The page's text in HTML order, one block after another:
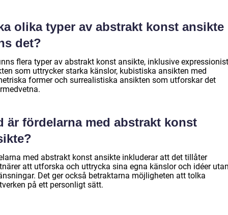
olika typer av abstrakt konst ansikte
det?
flera typer av abstrakt konst ansikte, inklusive
som uttrycker starka känslor, kubistiska ansikten med
former och surrealistiska ansikten som utforskar det
är fördelarna med abstrakt konst
med abstrakt konst ansikte inkluderar att det tillåter
att utforska och uttrycka sina egna känslor och idéer
Det ger också betraktarna möjligheten att tolka
på ett personligt sätt.